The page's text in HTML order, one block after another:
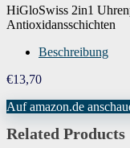
HiGloSwiss 2in1
Antioxidansschichten
Beschreibung
€13,70
Auf amazon.de
Related Products